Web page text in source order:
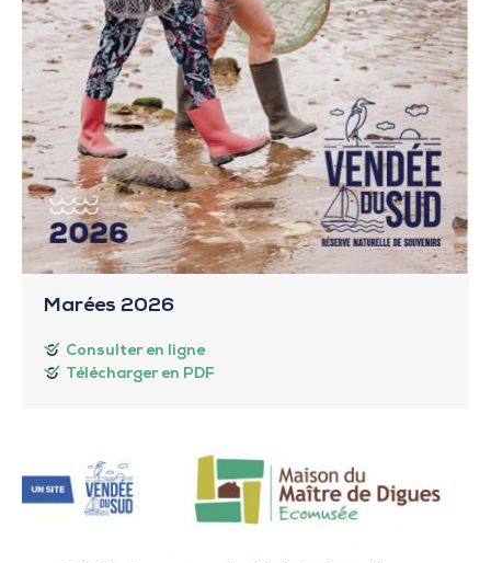
Marées 2026
Consulter en ligne
Télécharger en PDF